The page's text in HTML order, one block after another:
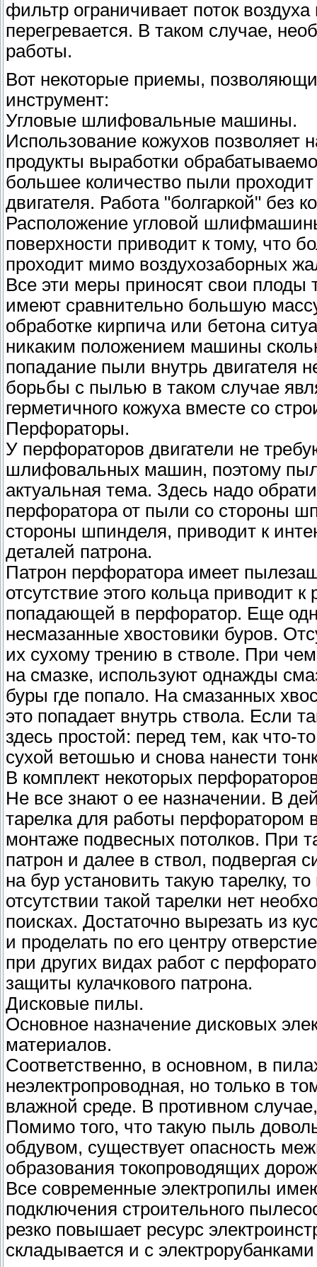
фильтр ограничивает поток
перегревается. В таком случае,
работы.
Вот некоторые приемы,
инструмент:
Угловые шлифовальные машины.
Использование кожухов позволяет
продукты выработки
большее количество пыли
двигателя. Работа "болгаркой" без
Расположение угловой
поверхности приводит к тому, что
проходит мимо воздухозаборных
Все эти меры приносят свои плоды
имеют сравнительно большую
обработке кирпича или бетона
никаким положением машины
попадание пыли внутрь двигателя
борьбы с пылью в таком случае
герметичного кожуха вместе со
Перфораторы.
У перфораторов двигатели не
шлифовальных машин, поэтому
актуальная тема. Здесь надо
перфоратора от пыли со стороны
стороны шпинделя, приводит к
деталей патрона.
Патрон перфоратора имеет
отсутствие этого кольца приводит
попадающей в перфоратор. Еще
несмазанные хвостовики буров.
их сухому трению в стволе. При
на смазке, используют однажды
буры где попало. На смазанных
это попадает внутрь ствола. Если
здесь простой: перед тем, как что-
сухой ветошью и снова нанести
В комплект некоторых
Не все знают о ее назначении. В
тарелка для работы перфоратором
монтаже подвесных потолков. При
патрон и далее в ствол, подвергая
на бур установить такую тарелку,
отсутствии такой тарелки нет
поисках. Достаточно вырезать из
и проделать по его центру
при других видах работ с
защиты кулачкового патрона.
Дисковые пилы.
Основное назначение дисковых
материалов.
Соответственно, в основном, в
неэлектропроводная, но только в
влажной среде. В противном
Помимо того, что такую пыль
обдувом, существует опасность
образования токопроводящих
Все современные электропилы
подключения строительного
резко повышает ресурс
складывается и с